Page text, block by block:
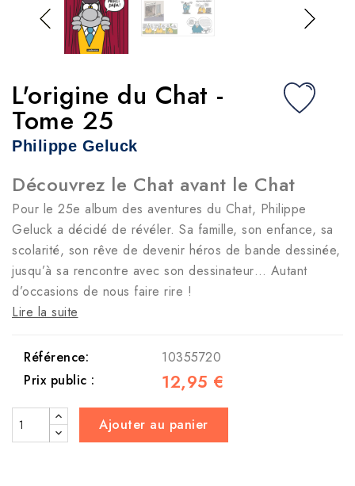
L'origine du Chat -
Tome 25
Philippe Geluck
Découvrez le Chat avant le Chat
Pour le 25e album des aventures du Chat, Philippe
Geluck a décidé de révéler. Sa famille, son enfance, sa
scolarité, son rêve de devenir héros de bande dessinée,
jusqu’à sa rencontre avec son dessinateur… Autant
d’occasions de nous faire rire !
Lire la suite
Référence:
10355720
Prix public :
12,95 €
Ajouter au panier